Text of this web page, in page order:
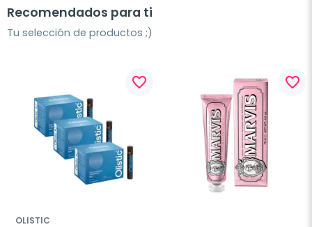
Recomendados para ti
Tu selección de productos ;)
favorite_border
OLISTIC
favorite_border